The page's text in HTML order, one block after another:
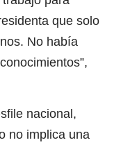
que solo
No había
nacional,
no implica una